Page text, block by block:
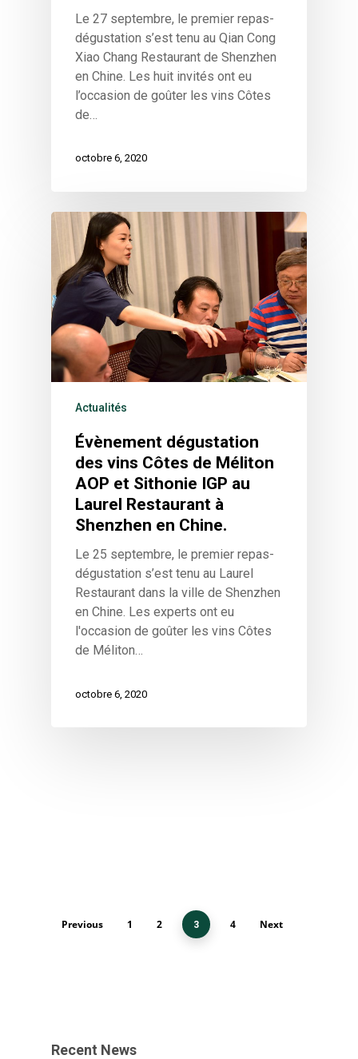
Le 27 septembre, le premier repas-
dégustation s’est tenu au Qian Cong
Xiao Chang Restaurant de Shenzhen
en Chine. Les huit invités ont eu
l’occasion de goûter les vins Côtes
de…
octobre 6, 2020
Actualités
Évènement dégustation
des vins Côtes de Méliton
AOP et Sithonie IGP au
Laurel Restaurant à
Shenzhen en Chine.
Le 25 septembre, le premier repas-
dégustation s’est tenu au Laurel
Restaurant dans la ville de Shenzhen
en Chine. Les experts ont eu
l'occasion de goûter les vins Côtes
de Méliton…
octobre 6, 2020
Previous 1 2 3 4 Next
Recent News